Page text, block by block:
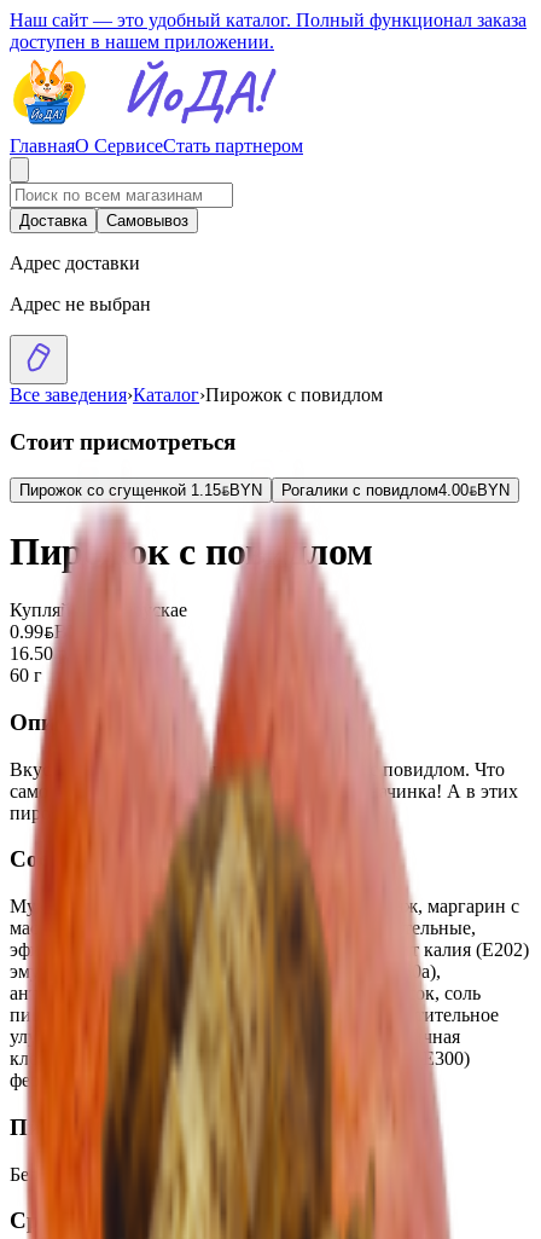
Наш сайт — это удобный каталог. Полный функционал заказа
доступен в нашем приложении.
ГлавнаяО СервисеСтать партнером
Доставка Самовывоз
Адрес доставки
Адрес не выбран
Все заведения›Каталог›Пирожок с повидлом
Стоит присмотреться
Пирожок со сгущенкой 1.15BYNBYN Рогалики с повидлом4.00BYNBYN
Пирожок с повидлом
Купляйце Беларускае
0.99BYNBYN
16.50 руб/кг
60 г
Описание
Вкусные, аппетитные и румяные пирожки с повидлом. Что
самое вкусной в этих пирожках? Конечно, начинка! А в этих
пирожках ее всегда много!
Состав
Мука пшеничная в/с, подварка яблочная, меланж, маргарин с
массовой долей жира 82% (жиры и масла растительные,
эфиры полиглицерина (Е475), консервант сорбит калия (Е202)
эмульгатор (Е471), краситель бета-каротин (Е 160а),
антиокислитель (Е300), ароматизатор), сахар-песок, соль
пищевая йодированная дрожжи сухие, масло растительное
улучшитель хлебопекарный «Мажимикс» (пшеничная
клейковина эмульгатор (Е472e), антиокислитель (Е300)
ферменты).
Пищевая ценность на 100г
Белки
Срок годности